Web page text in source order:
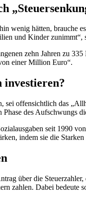
wenig hätten, brauche
und Kinder
zehn Jahren zu
einer Million Euro“.
investieren?
sei offensichtlich das
des Aufschwungs
seit 1990
indem sie die
über die
zahlen. Dabei